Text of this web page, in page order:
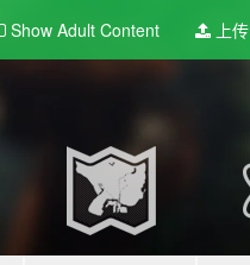
Show Adult Content 上传